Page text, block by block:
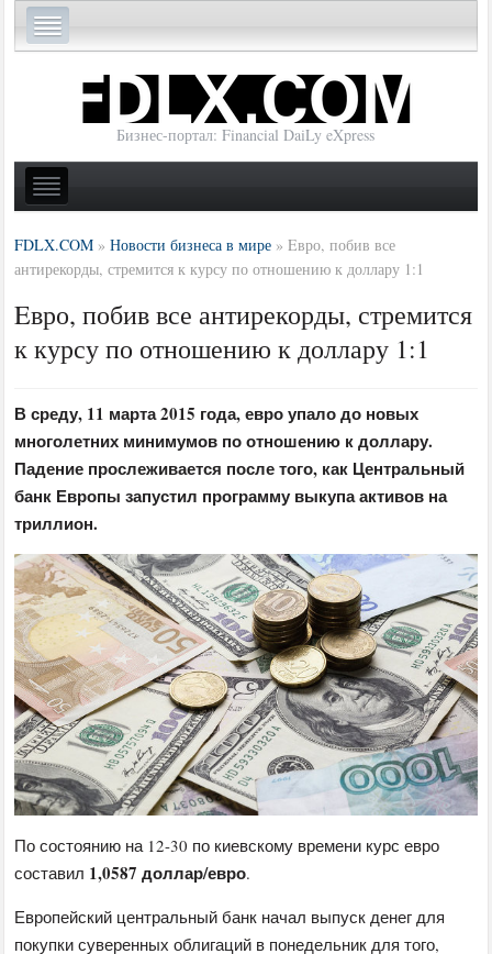
Бизнес-портал: Financial DaiLy eXpress
FDLX.COM »Новости бизнеса в мире »Eвро, побив все
антирекорды, стремится к курсу по отношению к доллару 1:1
Eвро, побив все антирекорды, стремится
к курсу по отношению к доллару 1:1
В среду, 11 марта 2015 года, евро упало до новых
многолетних минимумов по отношению к доллару.
Падение прослеживается после того, как Центральный
банк Европы запустил программу выкупа активов на
триллион.
По состоянию на 12-30 по киевскому времени курс евро
составил 1,0587 доллар/евро.
Европейский центральный банк начал выпуск денег для
покупки суверенных облигаций в понедельник для того,